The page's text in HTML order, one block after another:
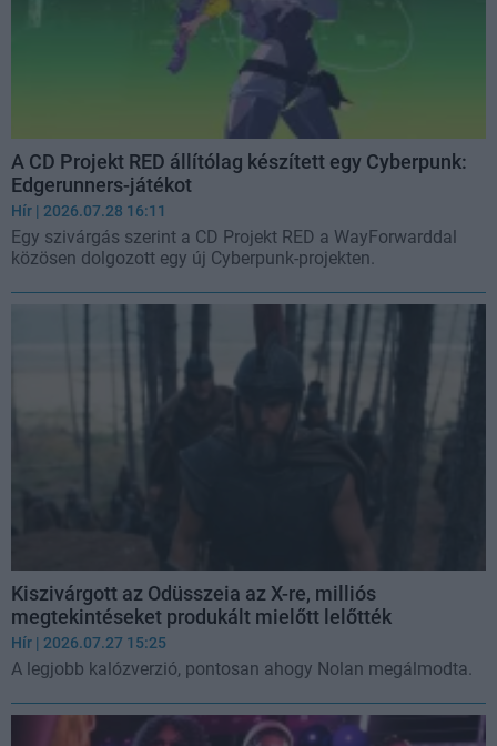
A CD Projekt RED állítólag készített egy Cyberpunk:
Edgerunners-játékot
Hír | 2026.07.28 16:11
Egy szivárgás szerint a CD Projekt RED a WayForwarddal
közösen dolgozott egy új Cyberpunk-projekten.
Kiszivárgott az Odüsszeia az X-re, milliós
megtekintéseket produkált mielőtt lelőtték
Hír | 2026.07.27 15:25
A legjobb kalózverzió, pontosan ahogy Nolan megálmodta.